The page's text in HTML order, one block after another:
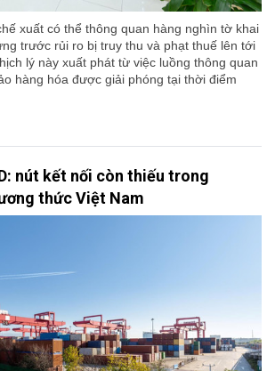
xuất có thể thông quan hàng nghìn tờ khai
trước rủi ro bị truy thu và phạt thuế lên tới
lý này xuất phát từ việc luồng thông quan
hàng hóa được giải phóng tại thời điểm
nút kết nối còn thiếu trong
thức Việt Nam